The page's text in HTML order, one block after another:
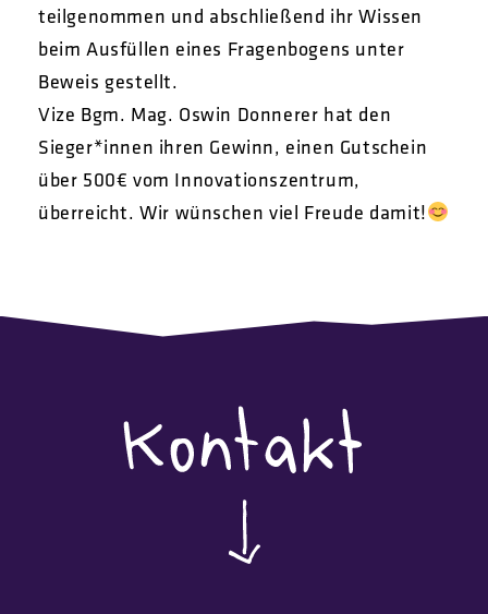
teilgenommen und abschließend ihr Wissen
beim Ausfüllen eines Fragenbogens unter
Beweis gestellt.
Vize Bgm. Mag. Oswin Donnerer hat den
Sieger*innen ihren Gewinn, einen Gutschein
über 500€ vom Innovationszentrum,
überreicht. Wir wünschen viel Freude damit!